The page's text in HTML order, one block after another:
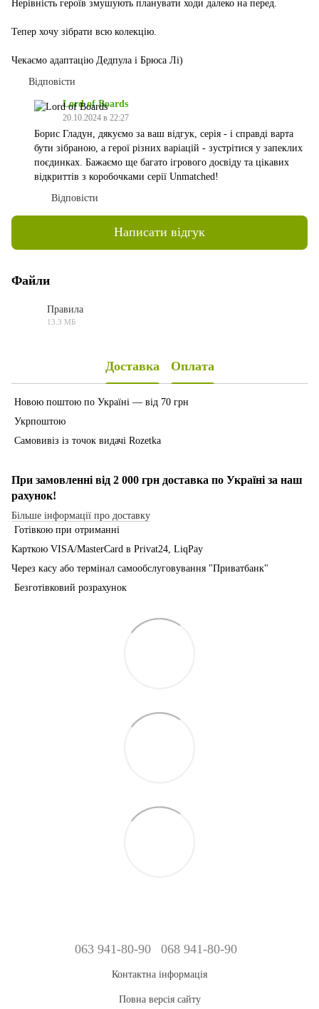
Нерівність героїв змушують планувати ходи далеко на перед.
Тепер хочу зібрати всю колекцію.
Чекаємо адаптацію Дедпула і Брюса Лі)
Відповісти
Lord of Boards
20.10.2024 в 22:27
Борис Гладун, дякуємо за ваш відгук, серія - і справді варта
бути зібраною, а герої різних варіацій - зустрітися у запеклих
поєдинках. Бажаємо ще багато ігрового досвіду та цікавих
відкриттів з коробочками серії Unmatched!
Відповісти
Написати відгук
Файли
Правила
13.3 МБ
Доставка Оплата
Новою поштою по Україні — від 70 грн
Укрпоштою
Самовивіз із точок видачі Rozetka
При замовленні від 2 000 грн доставка по Україні за наш
рахунок!
Більше інформації про доставку
Готівкою при отриманні
Карткою VISA/MasterCard в Рrivat24, LiqPay
Через касу або термінал самообслуговування "Приватбанк"
Безготівковий розрахунок
063 941-80-90 068 941-80-90
Контактна інформація
Повна версія сайту